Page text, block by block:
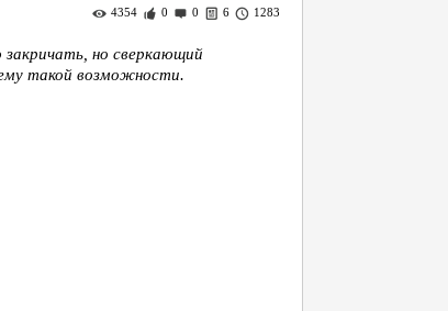
4354
0 0 6 1283
но сверкающий
такой возможности.